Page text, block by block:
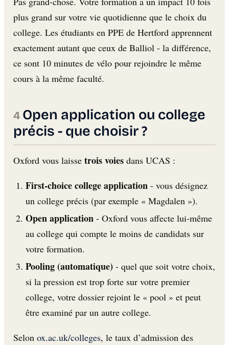
plus grand sur votre vie quotidienne que le choix du
college. Les étudiants en PPE de Hertford apprennent
exactement autant que ceux de Balliol - la différence,
ce sont 10 minutes de vélo pour rejoindre le même
cours à la même faculté.
Open application ou college
précis - que choisir ?
Oxford vous laisse trois voies dans UCAS :
First-choice college application- vous désignez
un college précis (par exemple « Magdalen »).
Open application- Oxford vous affecte lui-même
au college qui compte le moins de candidats sur
votre formation.
Pooling (automatique)- quel que soit votre choix,
si la pression est trop forte sur votre premier
college, votre dossier rejoint le « pool » et peut
être examiné par un autre college.
Selon ox.ac.uk/colleges, le taux d’admission des